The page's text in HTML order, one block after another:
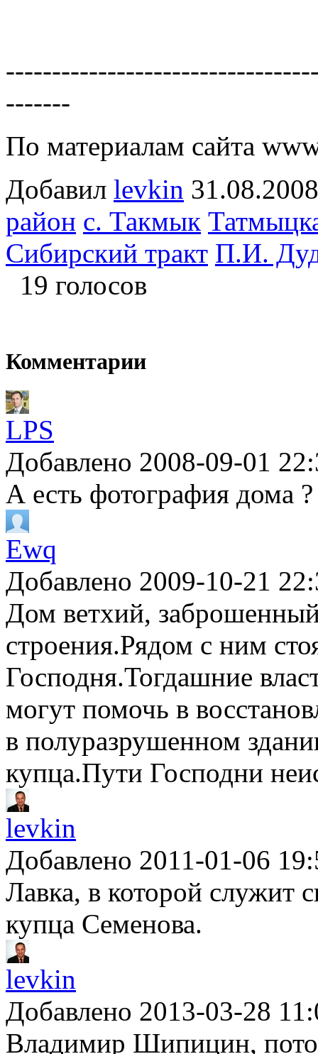
-------
По материалам сайта
Добавил levkin
район с. Такмык
Сибирский тракт П.И.
19 голосов
Комментарии
LPS
Добавлено 2008-09-01
А есть фотография дома ?
Ewq
Добавлено 2009-10-21
Дом ветхий,
строения.Рядом с ним
Господня.Тогдашние
могут помочь в
в полуразрушенном
купца.Пути Господни
levkin
Добавлено 2011-01-06
Лавка, в которой служит
купца Семенова.
levkin
Добавлено 2013-03-28
Владимир Шипицин,